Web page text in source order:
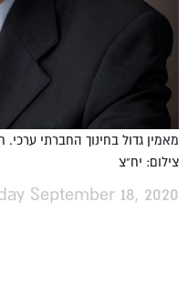
מאמין גדול בחינוך החברתי ערכי.
צילום: יח"צ
September 18, 2020